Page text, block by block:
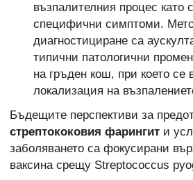
възпалителния процес като
специфични симптоми.
диагностициране са
типични патологични
на гръден кош, при което се
локализация на
Бъдещите перспективи за
стрептококовия фарингит и
заболяването са фокусирани
ваксина срещу Streptococcus